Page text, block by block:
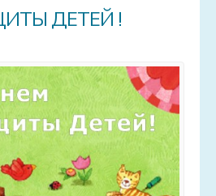
ДЕТЕЙ !